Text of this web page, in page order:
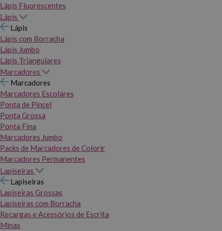
Lápis Fluorescentes
Lápis
Lápis
Lápis com Borracha
Lápis Jumbo
Lápis Triangulares
Marcadores
Marcadores
Marcadores Escolares
Ponta de Pincel
Ponta Grossa
Ponta Fina
Marcadores Jumbo
Packs de Marcadores de Colorir
Marcadores Permanentes
Lapiseiras
Lapiseiras
Lapiseiras Grossas
Lapiseiras com Borracha
Recargas e Acessórios de Escrita
Minas